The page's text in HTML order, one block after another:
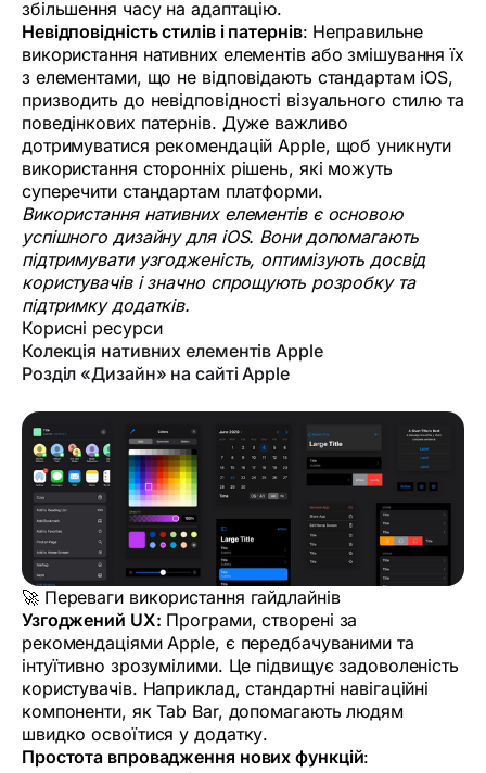
збільшення часу на адаптацію.
Невідповідність стилів і патернів: Неправильне
використання нативних елементів або змішування їх
з елементами, що не відповідають стандартам iOS,
призводить до невідповідності візуального стилю та
поведінкових патернів. Дуже важливо
дотримуватися рекомендацій Apple, щоб уникнути
використання сторонніх рішень, які можуть
суперечити стандартам платформи.
Використання нативних елементів є основою
успішного дизайну для iOS. Вони допомагають
підтримувати узгодженість, оптимізують досвід
користувачів і значно спрощують розробку та
підтримку додатків.
Корисні ресурси
Колекція нативних елементів Apple
Розділ «Дизайн» на сайті Apple
🚀 Переваги використання гайдлайнів
Узгоджений UX: Програми, створені за
рекомендаціями Apple, є передбачуваними та
інтуїтивно зрозумілими. Це підвищує задоволеність
користувачів. Наприклад, стандартні навігаційні
компоненти, як Tab Bar, допомагають людям
швидко освоїтися у додатку.
Простота впровадження нових функцій: